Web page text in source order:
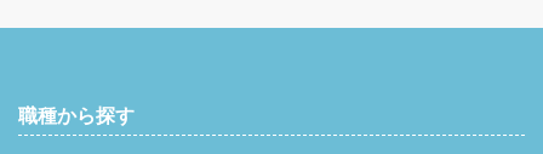
職種から探す